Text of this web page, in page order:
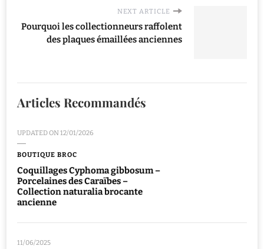
NEXT ARTICLE
Pourquoi les collectionneurs raffolent
des plaques émaillées anciennes
Articles Recommandés
UPDATED ON12/01/2026
BOUTIQUE BROC
Coquillages Cyphoma gibbosum –
Porcelaines des Caraïbes –
Collection naturalia brocante
ancienne
11/06/2025